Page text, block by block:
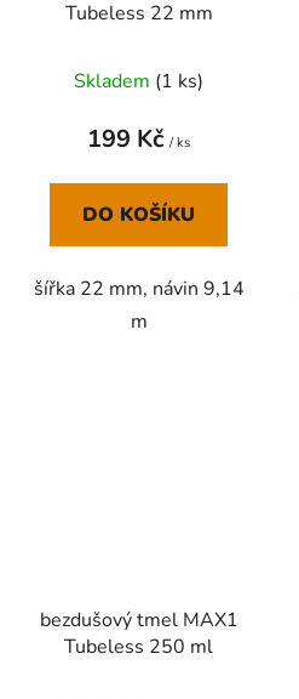
Tubeless 22 mm
Skladem (1 ks)
199 Kč / ks
DO KOŠÍKU
šířka 22 mm, návin 9,14
m
bezdušový tmel MAX1
Tubeless 250 ml